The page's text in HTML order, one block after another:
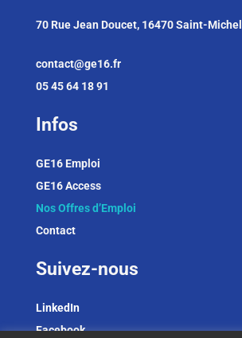
70 Rue Jean Doucet, 16470 Saint-Michel
contact@ge16.fr
05 45 64 18 91
Infos
GE16 Emploi
GE16 Access
Nos Offres d’Emploi
Contact
Suivez-nous
LinkedIn
Facebook